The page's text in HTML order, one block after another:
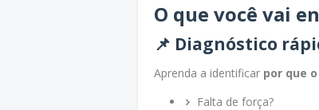
O que você vai
📌 Diagnóstico
Aprenda a identificar por que
Falta de força?